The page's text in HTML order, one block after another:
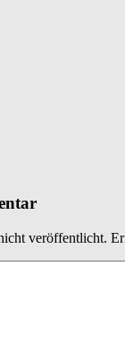
veröffentlicht.